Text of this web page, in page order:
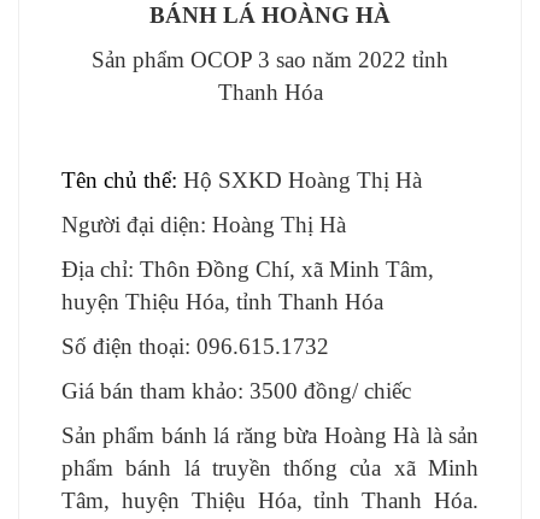
BÁNH LÁ HOÀNG HÀ
Sản phẩm OCOP 3 sao năm 2022 tỉnh
Thanh Hóa
Tên chủ thể: Hộ SXKD Hoàng Thị Hà
Người đại diện: Hoàng Thị Hà
Địa chỉ: Thôn Đồng Chí, xã Minh Tâm,
huyện Thiệu Hóa, tỉnh Thanh Hóa
Số điện thoại: 096.615.1732
Giá bán tham khảo: 3500 đồng/ chiếc
Sản phẩm bánh lá răng bừa Hoàng Hà là sản
phẩm bánh lá truyền thống của xã Minh
Tâm, huyện Thiệu Hóa, tỉnh Thanh Hóa.